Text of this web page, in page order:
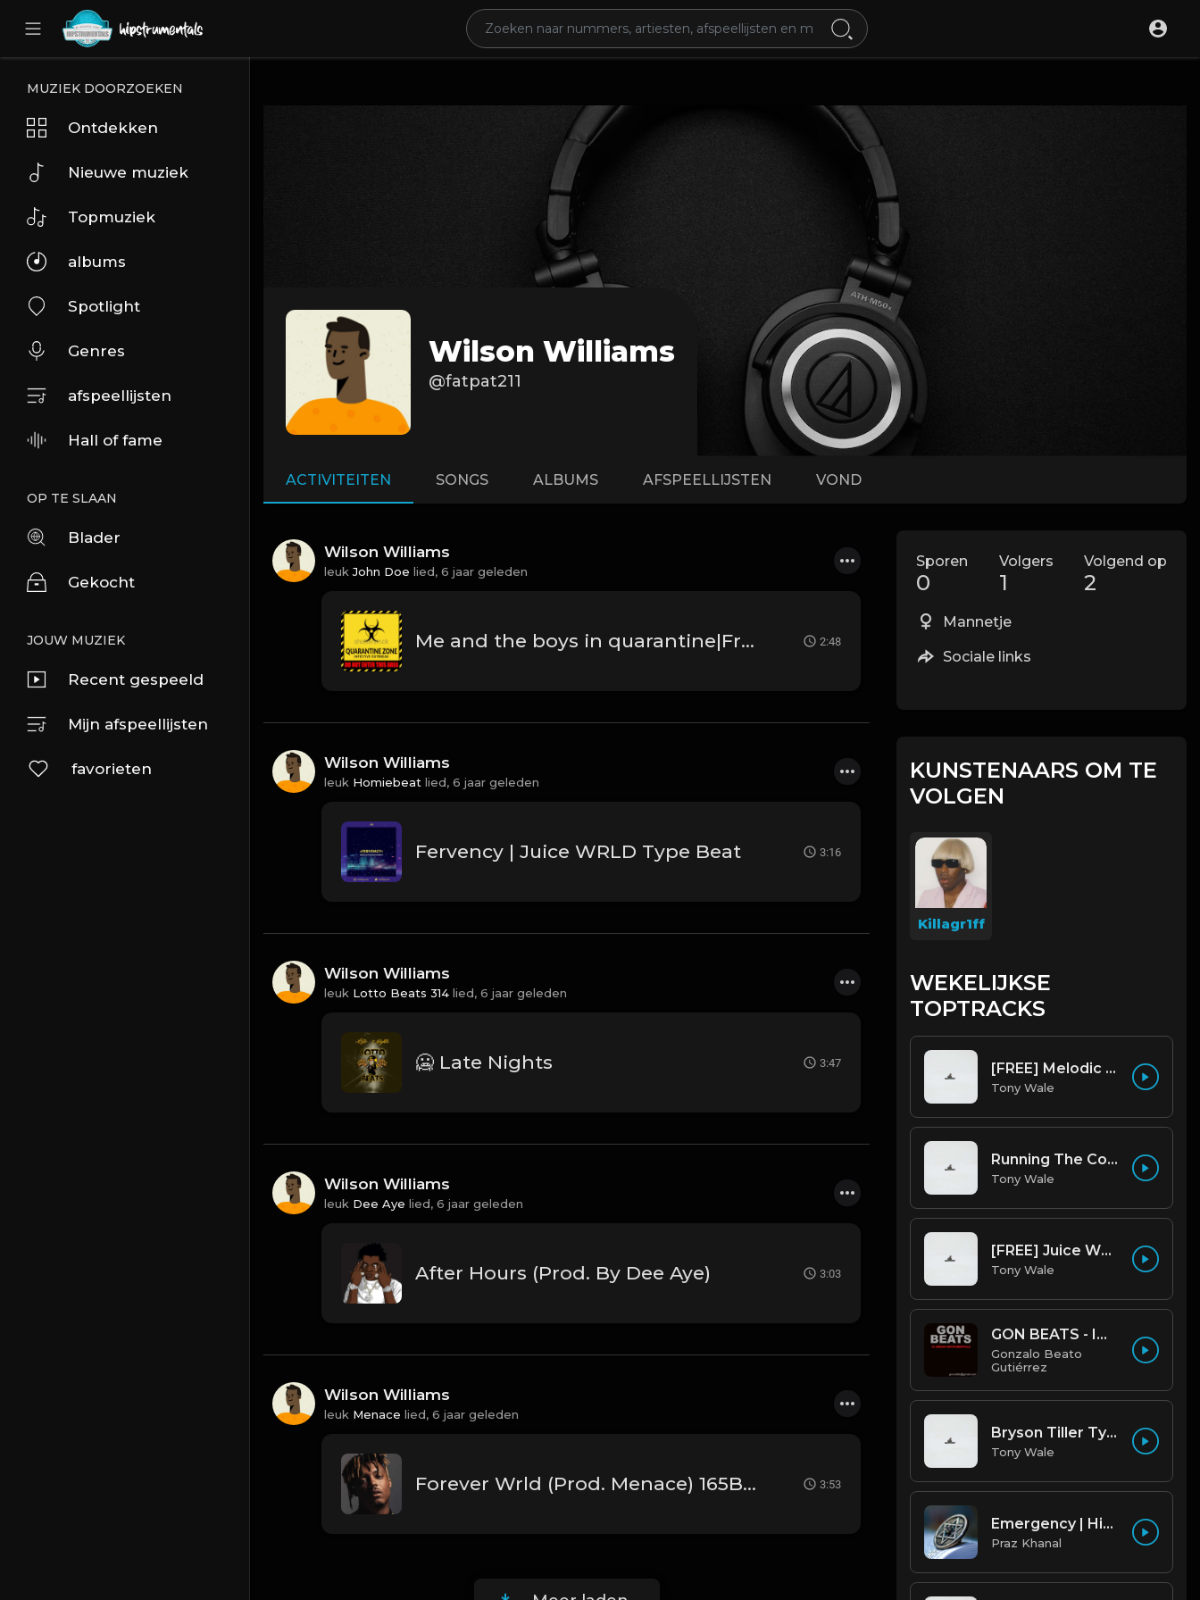
UA-36237165-1
MUZIEK DOORZOEKEN
Ontdekken
Nieuwe muziek
Topmuziek
albums
Spotlight
Genres
afspeellijsten
Hall of fame
OP TE SLAAN
Blader
Gekocht
JOUW MUZIEK
Recent gespeeld
Mijn afspeellijsten
favorieten
Wilson Williams
@fatpat211
ACTIVITEITEN SONGS ALBUMS AFSPEELLIJSTEN VOND
Wilson Williams
leukJohn Doe lied, 6 jaar geleden
Me and the boys in quarantine|Free for profit (PREVIEW ONLY) trap beat 2:48
Wilson Williams
leuk Homiebeat lied, 6 jaar geleden
Fervency | Juice WRLD Type Beat 3:16
Wilson Williams
leuk Lotto Beats 314 lied, 6 jaar geleden
🥶 Late Nights 3:47
Wilson Williams
leuk Dee Aye lied, 6 jaar geleden
After Hours (Prod. By Dee Aye) 3:03
Wilson Williams
leuk Menace lied, 6 jaar geleden
Forever Wrld (Prod. Menace) 165BPM.mp3 3:53
Sporen
0
Volgers
1
Volgend op
2
Mannetje
Sociale links
KUNSTENAARS OM TE
VOLGEN
Killagr1ff
WEKELIJKSE
TOPTRACKS
[FREE] Melodic Trap Type Beat - After Hours - bmin 95 (Prod. Cypher X Tony Wale)
Tony Wale
Running The Code (Prod by Tony Wale)
Tony Wale
[FREE] Juice WRLD Type Beat - Lucid Piano (Prod by Tony Wale)
Tony Wale
GON BEATS - INSTRUMENTAL 219001 [150BPM] [TRAP]
Gonzalo Beato
Gutiérrez
Bryson Tiller Type Beat - Smoking Aces (F Minor) (Prod by Tony Wale)
Tony Wale
Emergency | Hiphop Type Beat [Copyright Free Music]
Praz Khanal